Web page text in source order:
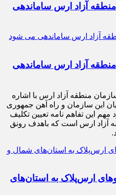
آزاد ارس ساماندهی
آزاد ارس ساماندهی
منطقه آزاد ارس با اشاره
این سازمان و راه آهن جمهوری
این تفاهم نامه تعیین تکلیف
آزاد ارس است که باهدف رونق
ارس‌پلاک به استان‌های